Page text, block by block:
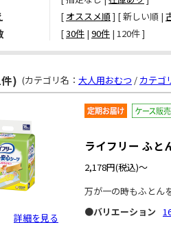
[ オススメ順] [ 新しい順 |
[ 30件 | 90件 | 120件 ]
) (カテゴリ名： 大人用おむつ / カテゴ
詳細を見る
ライフリー ふと
2,178円(税込)～
万が一の時もふとん
●バリエーション